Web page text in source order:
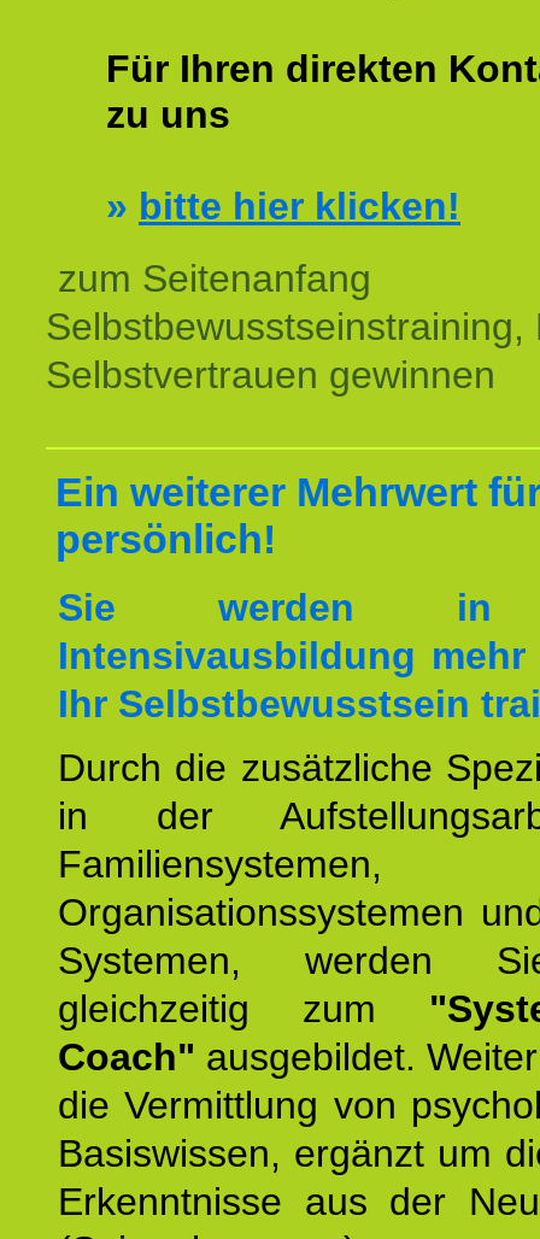
Für Ihren direkten
zu uns
» bitte hier klicken!
zum Seitenanfang
Selbstbewusstseinstraining,
Selbstvertrauen gewinnen
Ein weiterer Mehrwert
persönlich!
Sie werden in
Intensivausbildung
Ihr Selbstbewusstsein
Durch die zusätzliche
in der
Familiensystemen,
Organisationssystemen
Systemen, werden
gleichzeitig zum
Coach" ausgebildet.
die Vermittlung von
Basiswissen, ergänzt um
Erkenntnisse aus der